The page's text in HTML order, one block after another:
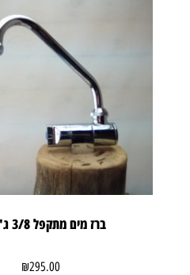
ברז מים מתקפל 3/8 ג'ירפה
₪295.00